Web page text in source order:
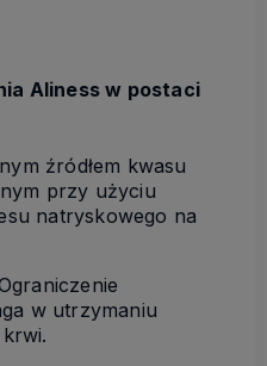
Aliness w postaci
źródłem kwasu
przy użyciu
natryskowego na
w utrzymaniu